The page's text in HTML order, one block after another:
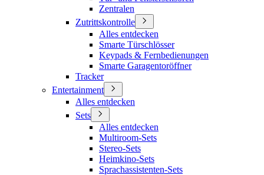
Zentralen
Zutrittskontrolle
Alles entdecken
Smarte Türschlösser
Keypads & Fernbedienungen
Smarte Garagentoröffner
Tracker
Entertainment
Alles entdecken
Sets
Alles entdecken
Multiroom-Sets
Stereo-Sets
Heimkino-Sets
Sprachassistenten-Sets